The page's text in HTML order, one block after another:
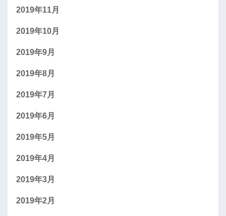
2019年11月
2019年10月
2019年9月
2019年8月
2019年7月
2019年6月
2019年5月
2019年4月
2019年3月
2019年2月